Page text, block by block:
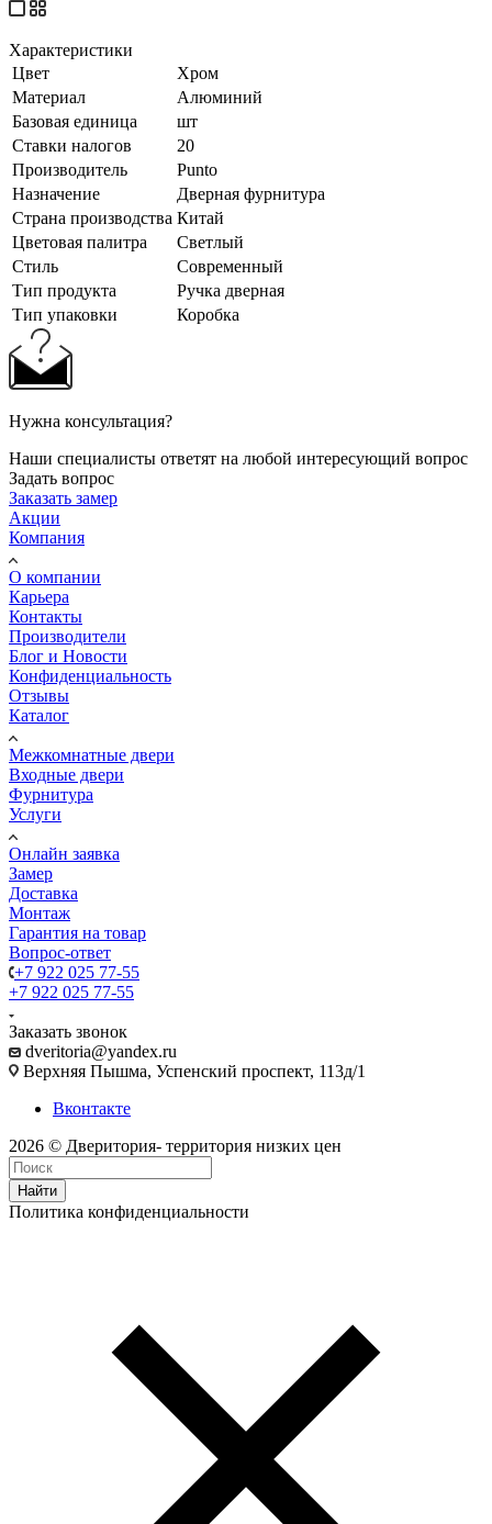
Характеристики
Цвет
Хром
Материал
Алюминий
Базовая единица
шт
Ставки налогов
20
Производитель
Punto
Назначение
Дверная фурнитура
Страна производства Китай
Цветовая палитра
Светлый
Стиль
Современный
Тип продукта
Ручка дверная
Тип упаковки
Коробка
Нужна консультация?
Наши специалисты ответят на любой интересующий вопрос
Задать вопрос
Заказать замер
Акции
Компания
О компании
Карьера
Контакты
Производители
Блог и Новости
Конфиденциальность
Отзывы
Каталог
Межкомнатные двери
Входные двери
Фурнитура
Услуги
Онлайн заявка
Замер
Доставка
Монтаж
Гарантия на товар
Вопрос-ответ
+7 922 025 77-55
+7 922 025 77-55
Заказать звонок
dveritoria@yandex.ru
Верхняя Пышма, Успенский проспект, 113д/1
Вконтакте
2026 © Дверитория- территория низких цен
Найти
Политика конфиденциальности